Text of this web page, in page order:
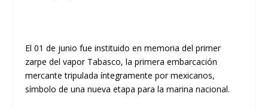
El 01 de junio fue instituido en memoria del primer
zarpe del vapor Tabasco, la primera embarcación
mercante tripulada íntegramente por mexicanos,
símbolo de una nueva etapa para la marina nacional.